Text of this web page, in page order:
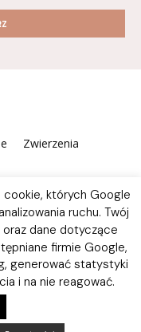
Zwierzenia
których Google
ruchu. Twój
oraz dane dotyczące
firmie Google,
generować statystyki
i na nie reagować.